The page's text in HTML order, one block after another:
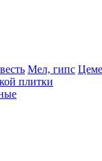
Мел, гипс
плитки